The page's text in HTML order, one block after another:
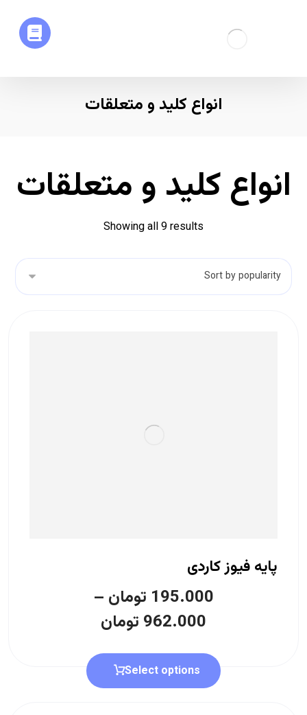
انواع کلید و متعلقات
انواع کلید و متعلقات
Showing all 9 results
پایه فیوز کاردی
195.000 تومان –
962.000 تومان
Select options